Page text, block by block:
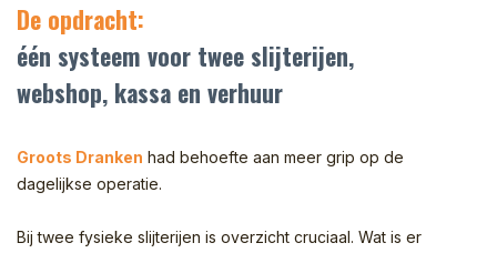
De opdracht:
één systeem voor twee slijterijen,
webshop, kassa en verhuur
Groots Dranken had behoefte aan meer grip op de
dagelijkse operatie.
Bij twee fysieke slijterijen is overzicht cruciaal. Wat is er